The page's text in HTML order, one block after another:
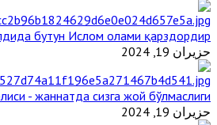
бутун Ислом олами қарздордир
حزيران 19, 2024
- жаннатда сизга жой бўлмаслиги!
حزيران 19, 2024